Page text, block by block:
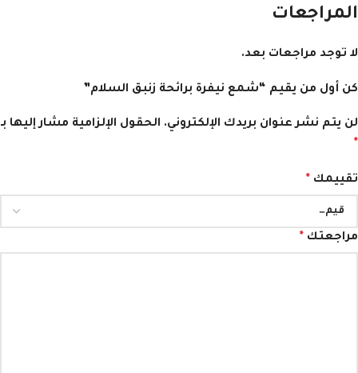
المراجعات
لا توجد مراجعات بعد.
كن أول من يقيم “شمع نيفرة برائحة زنبق السلام”
لن يتم نشر عنوان بريدك الإلكتروني. الحقول الإلزامية مشار إليها بـ
*
تقييمك *
مراجعتك *